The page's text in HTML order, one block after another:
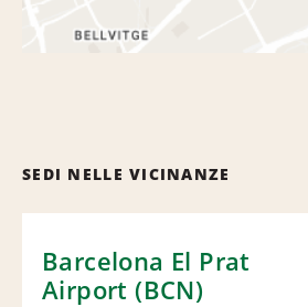
SEDI NELLE VICINANZE
Barcelona El Prat
Airport (BCN)